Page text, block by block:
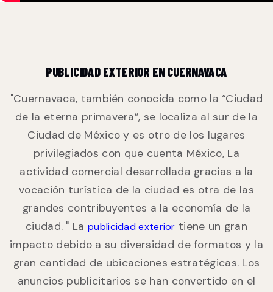
PUBLICIDAD EXTERIOR EN CUERNAVACA
"Cuernavaca, también conocida como la “Ciudad
de la eterna primavera”, se localiza al sur de la
Ciudad de México y es otro de los lugares
privilegiados con que cuenta México, La
actividad comercial desarrollada gracias a la
vocación turística de la ciudad es otra de las
grandes contribuyentes a la economía de la
ciudad. " La publicidad exterior tiene un gran
impacto debido a su diversidad de formatos y la
gran cantidad de ubicaciones estratégicas. Los
anuncios publicitarios se han convertido en el